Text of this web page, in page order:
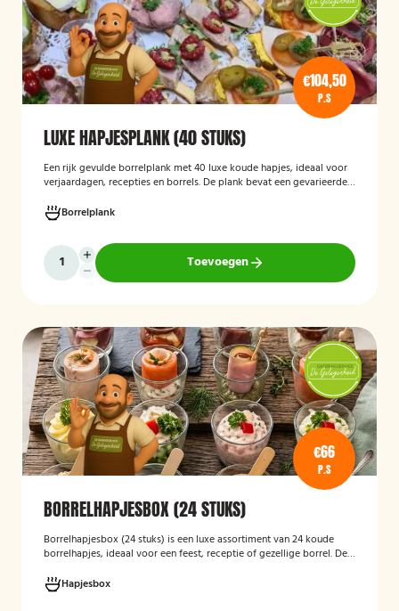
€104,50
P.S
LUXE HAPJESPLANK (40 STUKS)
Een rijk gevulde borrelplank met 40 luxe koude hapjes, ideaal voor
verjaardagen, recepties en borrels. De plank bevat een gevarieerde
stijlvol worden gepresenteerd, zodat je gasten direct kunnen
genieten.
Borrelplank
Toevoegen
€66
P.S
BORRELHAPJESBOX (24 STUKS)
Borrelhapjesbox (24 stuks) is een luxe assortiment van 24 koude
borrelhapjes, ideaal voor een feest, receptie of gezellige borrel. De
zalmrolletjes, brie met notenmelange en vitello tonato, verzorgd
gepresenteerd en direct klaar om te serveren.
Hapjesbox